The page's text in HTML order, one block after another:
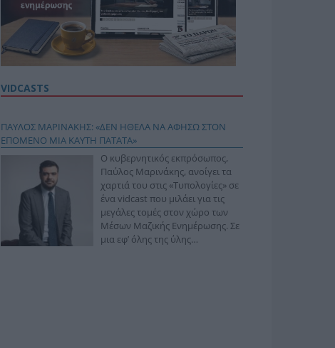
VIDCASTS
ΠΑΥΛΟΣ ΜΑΡΙΝΑΚΗΣ: «ΔΕΝ ΗΘΕΛΑ ΝΑ ΑΦΗΣΩ ΣΤΟΝ
ΕΠΟΜΕΝΟ ΜΙΑ ΚΑΥΤΗ ΠΑΤΑΤΑ»
Ο κυβερνητικός εκπρόσωπος,
Παύλος Μαρινάκης, ανοίγει τα
χαρτιά του στις «Τυπολογίες» σε
ένα vidcast που μιλάει για τις
μεγάλες τομές στον χώρο των
Μέσων Μαζικής Ενημέρωσης. Σε
μια εφ’ όλης της ύλης